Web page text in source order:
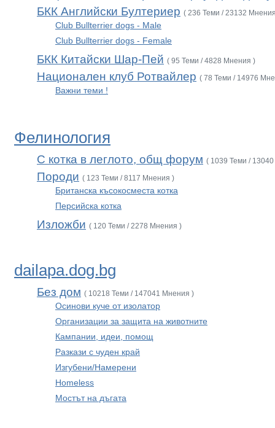
БКК Английски Бултериер ( 236 Теми / 23132
Club Bullterrier dogs - Male
Club Bullterrier dogs - Female
БКК Китайски Шар-Пей ( 95 Теми / 4828 Мнения )
Национален клуб Ротвайлер ( 78 Теми / 14976
Важни теми !
Фелинология
С котка в леглото, общ форум ( 1039 Теми /
Породи ( 123 Теми / 8117 Мнения )
Британска късокосместа котка
Персийска котка
Изложби ( 120 Теми / 2278 Мнения )
dailapa.dog.bg
Без дом ( 10218 Теми / 147041 Мнения )
Осинови куче от изолатор
Организации за защита на животните
Кампании, идеи, помощ
Разкази с чуден край
Изгубени/Намерени
Homeless
Мостът на дъгата